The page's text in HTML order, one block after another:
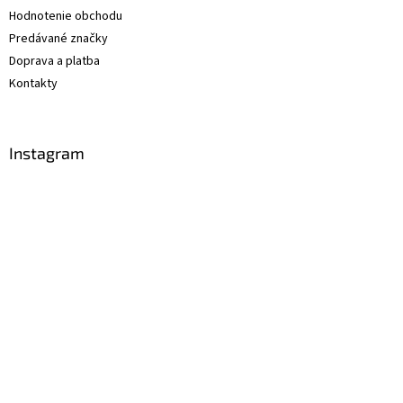
Hodnotenie obchodu
Predávané značky
Doprava a platba
Kontakty
Instagram